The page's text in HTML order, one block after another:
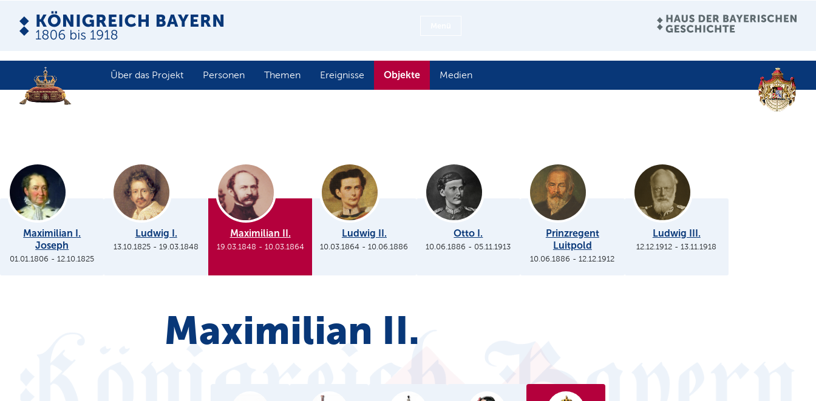
Über das Projekt Personen Themen Ereignisse Objekte Medien
Maximilian I.
Joseph
01.01.1806 -12.10.1825
Ludwig I.
13.10.1825 -19.03.1848
Maximilian II.
19.03.1848 - 10.03.1864
Ludwig II.
10.03.1864 -10.06.1886
Otto I.
10.06.1886 - 05.11.1913
Prinzregent
Luitpold
10.06.1886 -12.12.1912
Ludwig III.
12.12.1912 -13.11.1918
Maximilian II.